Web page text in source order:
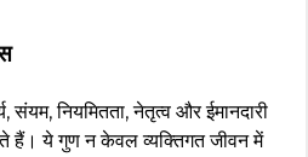
संयम, नियमितता, नेतृत्व और ईमानदारी
हैं। ये गुण न केवल व्यक्तिगत जीवन में